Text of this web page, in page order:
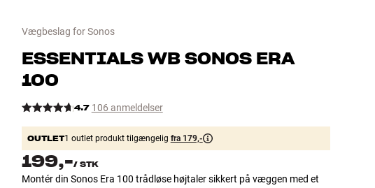
Vægbeslag for Sonos
ESSENTIALS WB SONOS ERA
100
4.7 106 anmeldelser
OUTLET1 outlet produkt tilgængelig fra 179,-
199,-/ STK
Montér din Sonos Era 100 trådløse højtaler sikkert på væggen med et